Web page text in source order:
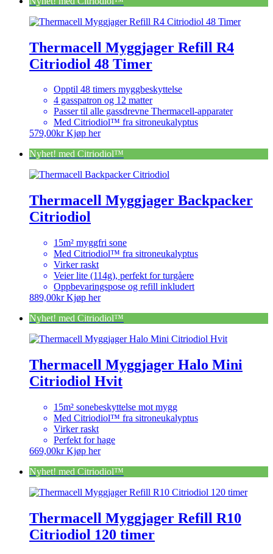
Thermacell Myggjager Refill R4
Citriodiol 48 Timer
Opptil 48 timers myggbeskyttelse
4 gasspatron og 12 matter
Passer til alle gassdrevne Thermacell-apparater
Med Citriodiol™ fra sitroneukalyptus
579,00kr Kjøp her
Nyhet! med Citriodiol™
Thermacell Myggjager Backpacker
Citriodiol
15m² myggfri sone
Med Citriodiol™ fra sitroneukalyptus
Virker raskt
Veier lite (114g), perfekt for turgåere
Oppbevaringspose og refill inkludert
889,00kr Kjøp her
Nyhet! med Citriodiol™
Thermacell Myggjager Halo Mini
Citriodiol Hvit
15m² sonebeskyttelse mot mygg
Med Citriodiol™ fra sitroneukalyptus
Virker raskt
Perfekt for hage
669,00kr Kjøp her
Nyhet! med Citriodiol™
Thermacell Myggjager Refill R10
Citriodiol 120 timer